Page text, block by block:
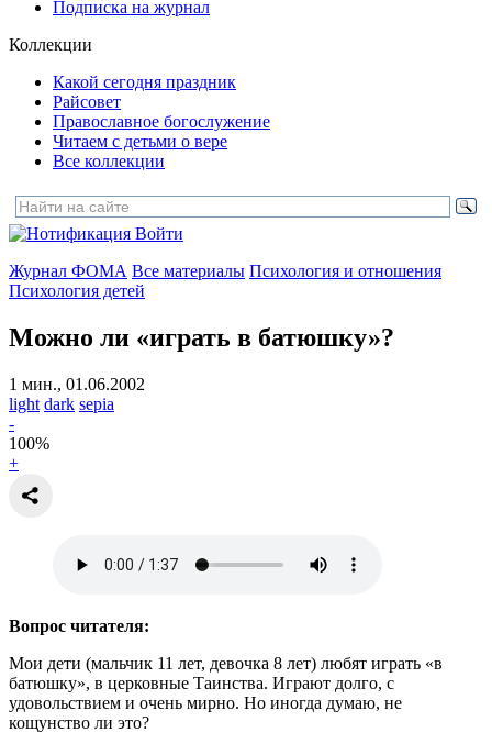
Подписка на журнал
Коллекции
Какой сегодня праздник
Райсовет
Православное богослужение
Читаем с детьми о вере
Все коллекции
Войти
Журнал ФОМА Все материалы Психология и отношения
Психология детей
Можно ли «играть в батюшку»?
1 мин., 01.06.2002
light dark sepia
-
100%
+
Вопрос читателя:
Мои дети (мальчик 11 лет, девочка 8 лет) любят играть «в
батюшку», в церковные Таинства. Играют долго, с
удовольствием и очень мирно. Но иногда думаю, не
кощунство ли это?